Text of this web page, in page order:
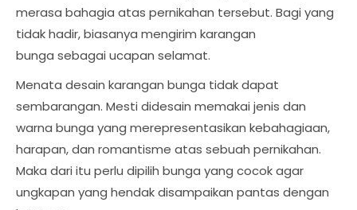
merasa bahagia atas pernikahan tersebut. Bagi yang
tidak hadir, biasanya mengirim karangan
bunga sebagai ucapan selamat.
Menata desain karangan bunga tidak dapat
sembarangan. Mesti didesain memakai jenis dan
warna bunga yang merepresentasikan kebahagiaan,
harapan, dan romantisme atas sebuah pernikahan.
Maka dari itu perlu dipilih bunga yang cocok agar
ungkapan yang hendak disampaikan pantas dengan